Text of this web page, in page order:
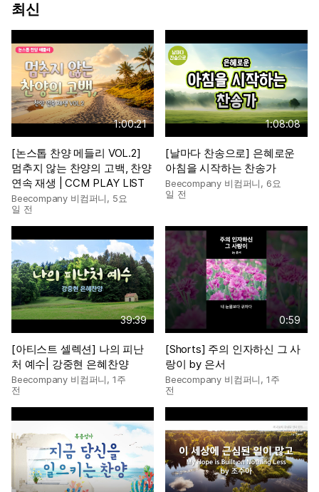
최신
1:00:21
[논스톱 찬양 메들리 VOL.2]
멈추지 않는 찬양의 고백, 찬양
연속 재생 | CCM PLAY LIST
Beecompany 비컴퍼니, 5요
일 전
1:08:08
[날마다 찬송으로] 은혜로운
아침을 시작하는 찬송가
Beecompany 비컴퍼니, 6요
일 전
39:39
[아티스트 셀렉션] 나의 피난
처 예수| 강중현 은혜찬양
Beecompany 비컴퍼니, 1주
전
0:59
[Shorts] 주의 인자하신 그 사
랑이 by 은서
Beecompany 비컴퍼니, 1주
전